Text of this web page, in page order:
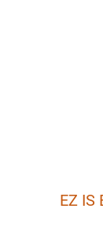
EZ IS